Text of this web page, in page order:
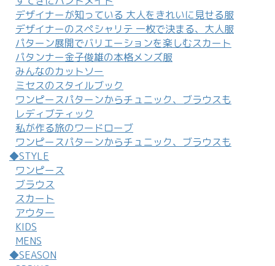
デザイナーが知っている 大人をきれいに見せる服
デザイナーのスペシャリテ 一枚で決まる、大人服
パターン展開でバリエーションを楽しむスカート
パタンナー金子俊雄の本格メンズ服
みんなのカットソー
ミセスのスタイルブック
ワンピースパターンからチュニック、ブラウスも
レディブティック
私が作る旅のワードローブ
ワンピースパターンからチュニック、ブラウスも
◆STYLE
ワンピース
ブラウス
スカート
アウター
KIDS
MENS
◆SEASON